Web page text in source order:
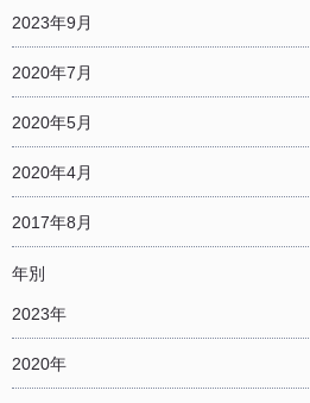
2023年9月
2020年7月
2020年5月
2020年4月
2017年8月
年別
2023年
2020年